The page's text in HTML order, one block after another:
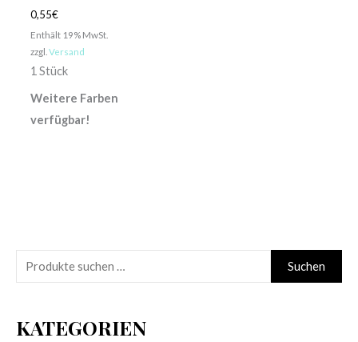
u
h
Suchen
KATEGORIEN
0,55€
Enthält 19% MwSt.
zzgl. Versand
1 Stück
Weitere Farben
verfügbar!